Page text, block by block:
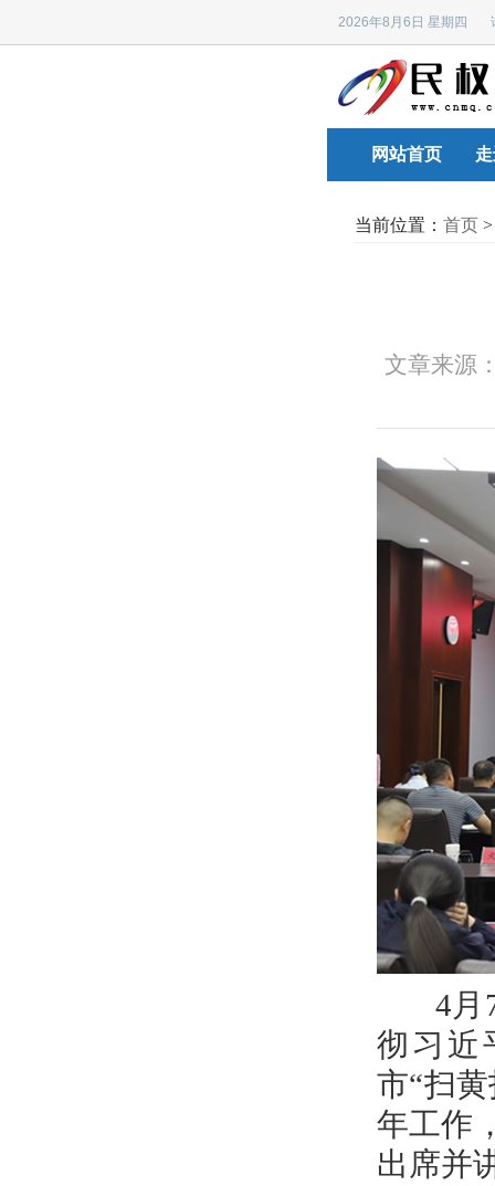
2026年8月6日 星期四
网站首页
当前位置： 首页
文章来源
4月7
彻习近
市“扫
年工作
出席并